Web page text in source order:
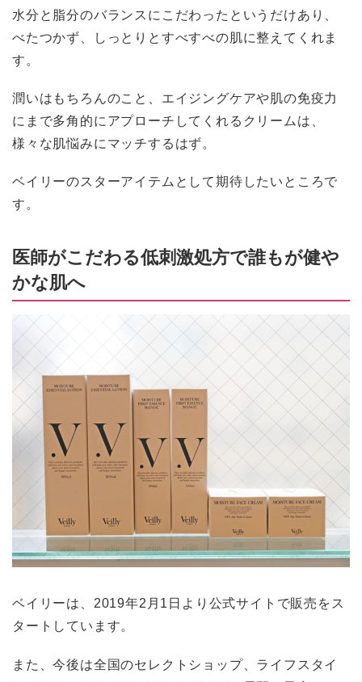
水分と脂分のバランスにこだわったというだけあり、
べたつかず、しっとりとすべすべの肌に整えてくれま
す。
潤いはもちろんのこと、エイジングケアや肌の免疫力
にまで多角的にアプローチしてくれるクリームは、
様々な肌悩みにマッチするはず。
ベイリーのスターアイテムとして期待したいところで
す。
医師がこだわる低刺激処方で誰もが健や
かな肌へ
ベイリーは、2019年2月1日より公式サイトで販売をス
タートしています。
また、今後は全国のセレクトショップ、ライフスタイ